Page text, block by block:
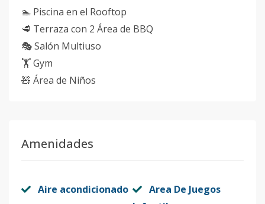
🏊 Piscina en el Rooftop
🥩 Terraza con 2 Área de BBQ
🎭 Salón Multiuso
🏋️ Gym
🧸 Área de Niños
Amenidades
Aire acondicionado
Area De Juegos